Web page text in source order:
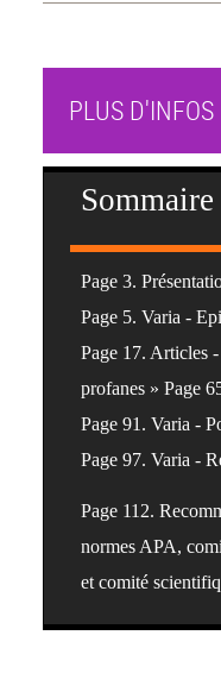
PLUS D'INFOS
Sommaire
Page 3.
Page 5. Varia -
Page 17. Articles -
profanes » Page
Page 91. Varia -
Page 97. Varia -
Page 112.
normes APA,
et comité